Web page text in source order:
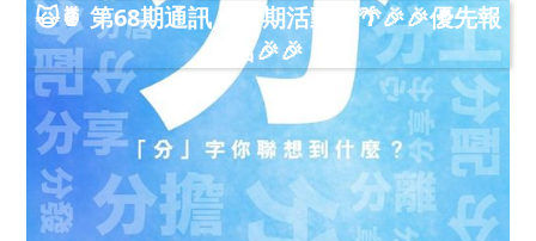
🙀🍍 第68期通訊 x 暑期活動🍉🌴🎉🎉優先報
名🎉🎉